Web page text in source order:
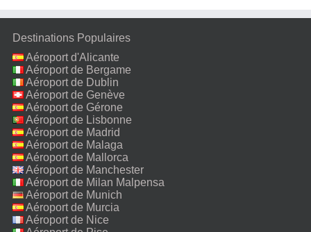
Destinations Populaires
Aéroport d'Alicante
Aéroport de Bergame
Aéroport de Dublin
Aéroport de Genève
Aéroport de Gérone
Aéroport de Lisbonne
Aéroport de Madrid
Aéroport de Malaga
Aéroport de Mallorca
Aéroport de Manchester
Aéroport de Milan Malpensa
Aéroport de Munich
Aéroport de Murcia
Aéroport de Nice